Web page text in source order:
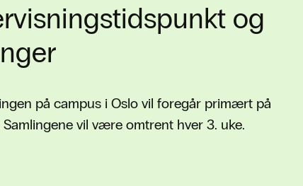
og
på campus i Oslo vil foregår primært på
Samlingene vil være omtrent hver 3. uke.